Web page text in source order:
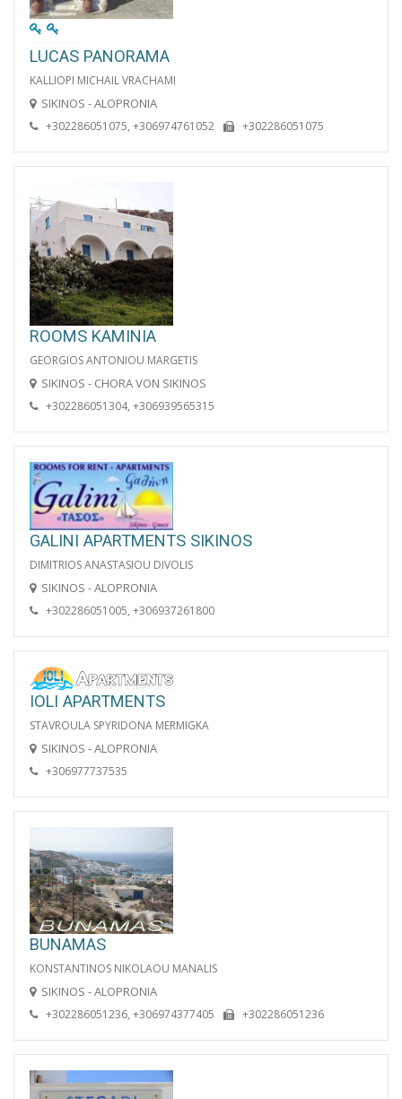
LUCAS PANORAMA
KALLIOPI MICHAIL VRACHAMI
SIKINOS - ALOPRONIA
+302286051075, +306974761052 +302286051075
ROOMS KAMINIA
GEORGIOS ANTONIOU MARGETIS
SIKINOS - CHORA VON SIKINOS
+302286051304, +306939565315
GALINI APARTMENTS SIKINOS
DIMITRIOS ANASTASIOU DIVOLIS
SIKINOS - ALOPRONIA
+302286051005, +306937261800
IOLI APARTMENTS
STAVROULA SPYRIDONA MERMIGKA
SIKINOS - ALOPRONIA
+306977737535
BUNAMAS
KONSTANTINOS NIKOLAOU MANALIS
SIKINOS - ALOPRONIA
+302286051236, +306974377405 +302286051236